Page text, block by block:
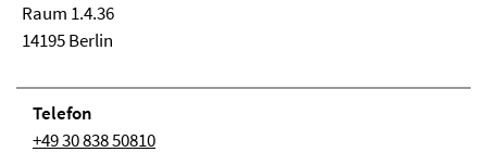
Raum 1.4.36
14195 Berlin
Telefon
+49 30 838 50810